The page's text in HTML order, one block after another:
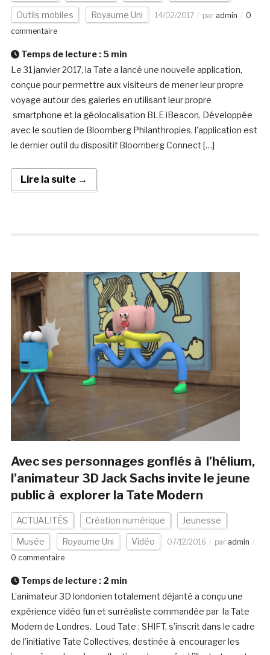
Outils mobiles Royaume Uni 14/02/2017 par admin
0
commentaire
Temps de lecture : 5 min
Le 31 janvier 2017, la Tate a lancé une nouvelle application,
conçue pour permettre aux visiteurs de mener leur propre
voyage autour des galeries en utilisant leur propre
smartphone et la géolocalisation BLE iBeacon. Développée
avec le soutien de Bloomberg Philanthropies, l’application est
le dernier outil du dispositif Bloomberg Connect […]
Lire la suite →
Avec ses personnages gonflés à l’hélium,
l’animateur 3D Jack Sachs invite le jeune
public à explorer la Tate Modern
ACTUALITÉS Création numérique Jeunesse
Musée Royaume Uni Vidéo 07/12/2016 par admin
0 commentaire
Temps de lecture : 2 min
L’animateur 3D londonien totalement déjanté a conçu une
expérience vidéo fun et surréaliste commandée par la Tate
Modern de Londres. Loud Tate : SHIFT, s’inscrit dans le cadre
de l’initiative Tate Collectives, destinée à encourager les